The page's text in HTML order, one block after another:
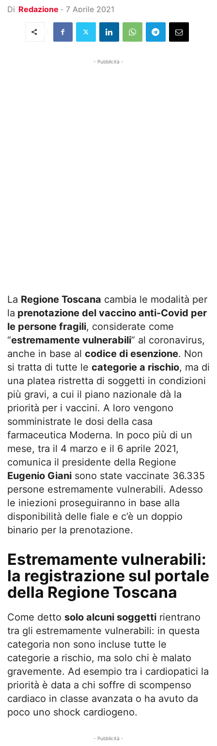
Di Redazione - 7 Aprile 2021
- Pubblicità -
La Regione Toscana cambia le modalità per
la prenotazione del vaccino anti-Covid per
le persone fragili, considerate come
“estremamente vulnerabili” al coronavirus,
anche in base al codice di esenzione. Non
si tratta di tutte le categorie a rischio, ma di
una platea ristretta di soggetti in condizioni
più gravi, a cui il piano nazionale dà la
priorità per i vaccini. A loro vengono
somministrate le dosi della casa
farmaceutica Moderna. In poco più di un
mese, tra il 4 marzo e il 6 aprile 2021,
comunica il presidente della Regione
Eugenio Giani sono state vaccinate 36.335
persone estremamente vulnerabili. Adesso
le iniezioni proseguiranno in base alla
disponibilità delle fiale e c’è un doppio
binario per la prenotazione.
Estremamente vulnerabili:
la registrazione sul portale
della Regione Toscana
Come detto solo alcuni soggetti rientrano
tra gli estremamente vulnerabili: in questa
categoria non sono incluse tutte le
categorie a rischio, ma solo chi è malato
gravemente. Ad esempio tra i cardiopatici la
priorità è data a chi soffre di scompenso
cardiaco in classe avanzata o ha avuto da
poco uno shock cardiogeno.
- Pubblicità -